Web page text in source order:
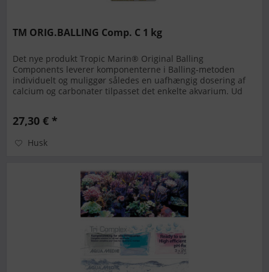
TM ORIG.BALLING Comp. C 1 kg
Det nye produkt Tropic Marin® Original Balling
Components leverer komponenterne i Balling-metoden
individuelt og muliggør således en uafhængig dosering af
calcium og carbonater tilpasset det enkelte akvarium. Ud
27,30 € *
Husk